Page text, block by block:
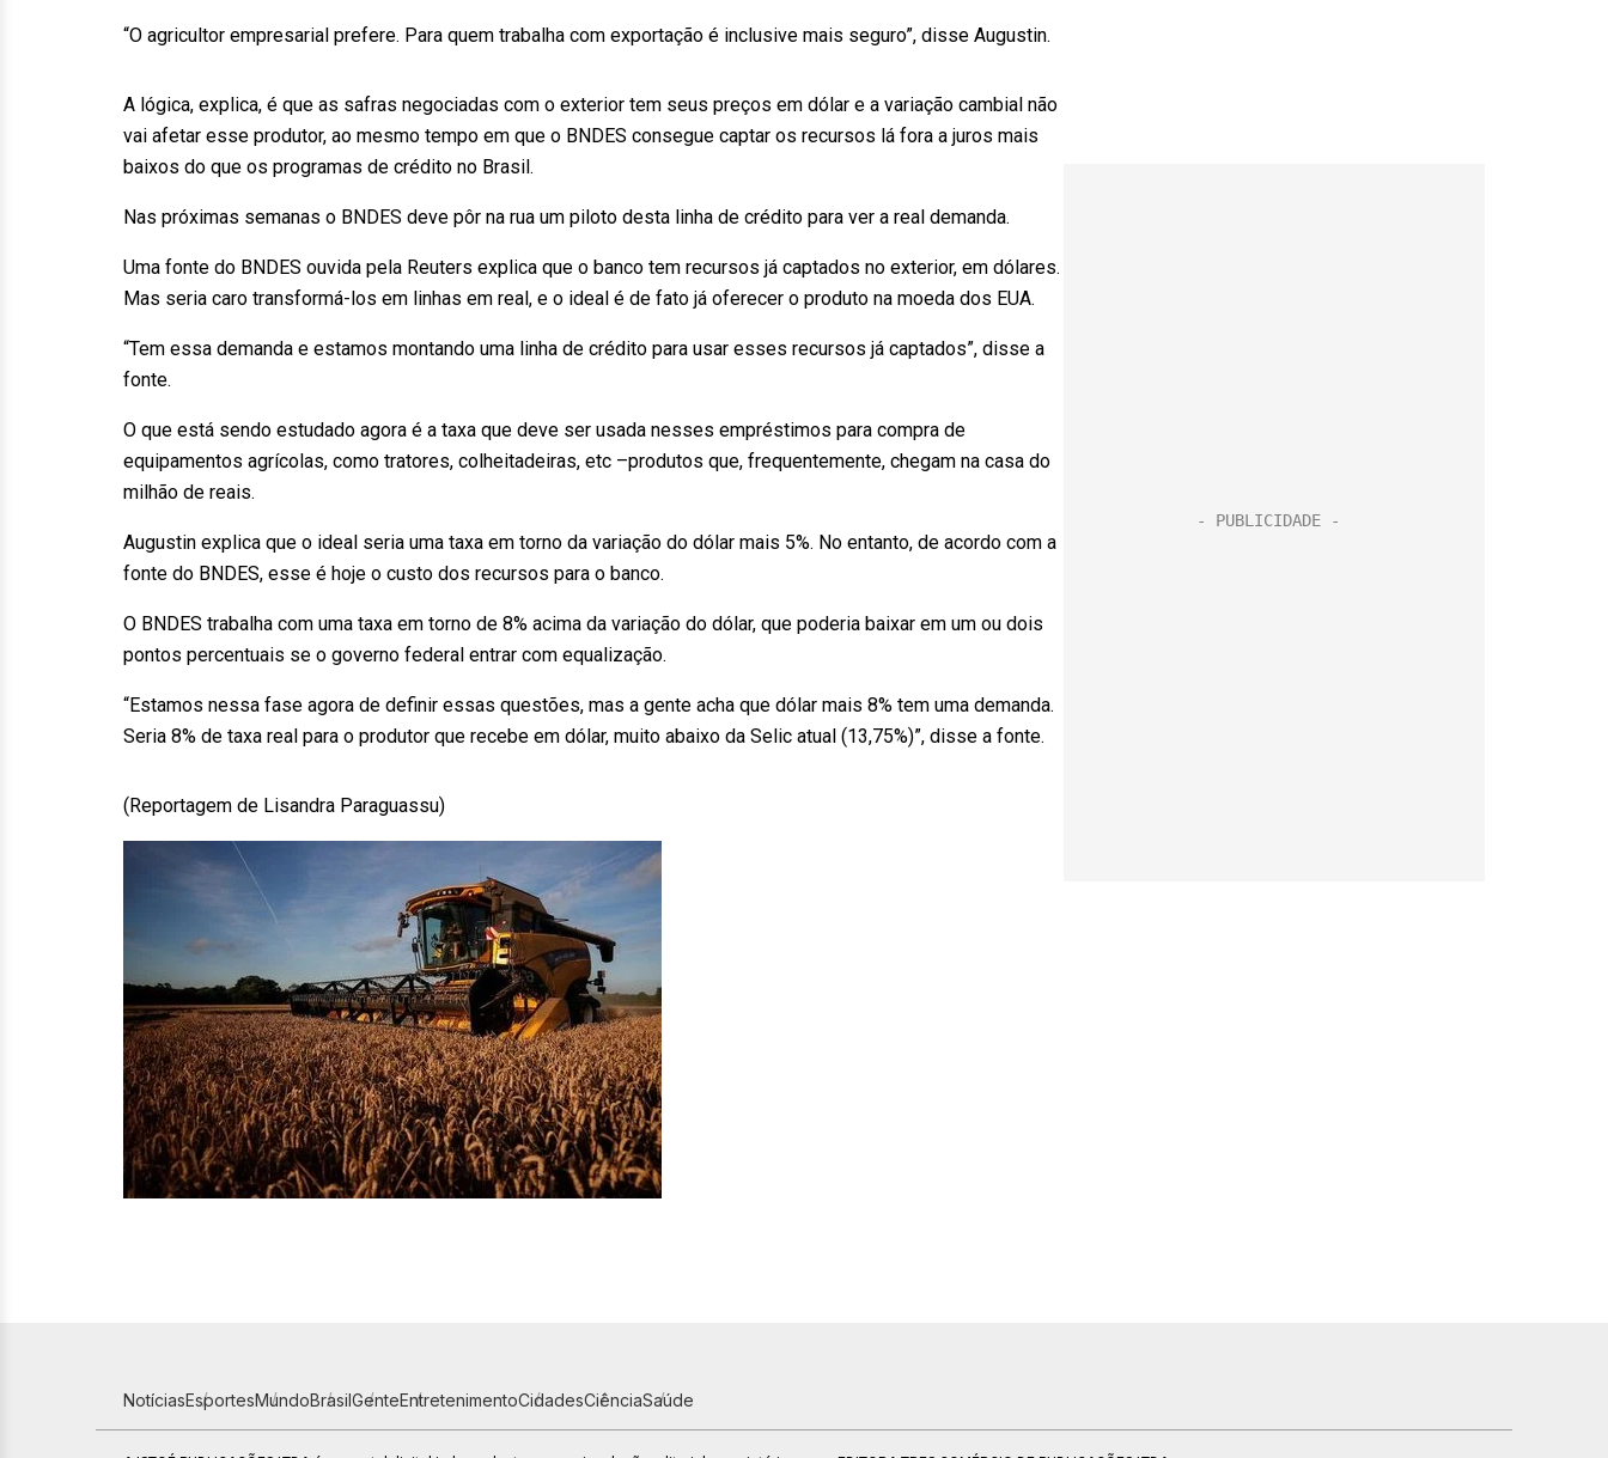
“O agricultor empresarial prefere. Para quem trabalha com exportação é inclusive mais seguro”, disse Augustin.
A lógica, explica, é que as safras negociadas com o exterior tem seus preços em dólar e a variação cambial não
vai afetar esse produtor, ao mesmo tempo em que o BNDES consegue captar os recursos lá fora a juros mais
baixos do que os programas de crédito no Brasil.
Nas próximas semanas o BNDES deve pôr na rua um piloto desta linha de crédito para ver a real demanda.
Uma fonte do BNDES ouvida pela Reuters explica que o banco tem recursos já captados no exterior, em dólares.
Mas seria caro transformá-los em linhas em real, e o ideal é de fato já oferecer o produto na moeda dos EUA.
“Tem essa demanda e estamos montando uma linha de crédito para usar esses recursos já captados”, disse a
fonte.
O que está sendo estudado agora é a taxa que deve ser usada nesses empréstimos para compra de
equipamentos agrícolas, como tratores, colheitadeiras, etc –produtos que, frequentemente, chegam na casa do
milhão de reais.
Augustin explica que o ideal seria uma taxa em torno da variação do dólar mais 5%. No entanto, de acordo com a
fonte do BNDES, esse é hoje o custo dos recursos para o banco.
O BNDES trabalha com uma taxa em torno de 8% acima da variação do dólar, que poderia baixar em um ou dois
pontos percentuais se o governo federal entrar com equalização.
“Estamos nessa fase agora de definir essas questões, mas a gente acha que dólar mais 8% tem uma demanda.
Seria 8% de taxa real para o produtor que recebe em dólar, muito abaixo da Selic atual (13,75%)”, disse a fonte.
(Reportagem de Lisandra Paraguassu)
NotíciasEsportesMundoBrasilGenteEntretenimentoCidadesCiênciaSaúde